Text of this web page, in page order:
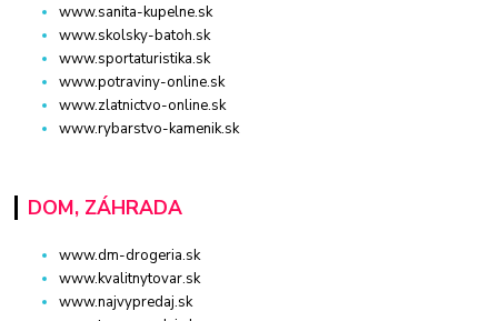
www.sanita-kupelne.sk
www.skolsky-batoh.sk
www.sportaturistika.sk
www.potraviny-online.sk
www.zlatnictvo-online.sk
www.rybarstvo-kamenik.sk
DOM, ZÁHRADA
www.dm-drogeria.sk
www.kvalitnytovar.sk
www.najvypredaj.sk